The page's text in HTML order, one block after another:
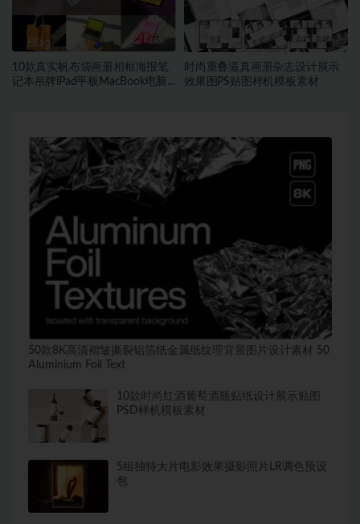
10款真实帆布袋画册相框海报笔
记本吊牌iPad平板MacBook电脑
时尚重叠逼真画册杂志设计展示
效果图PS贴图样机模板素材
50款8K高清褶皱撕裂铝箔纸金属纸纹理背景图片设计素材 50
Aluminium Foil Text
10款时尚红酒葡萄酒瓶贴纸设计展示贴图
PSD样机模板素材
5组独特大片电影效果摄影照片LR调色预设
包